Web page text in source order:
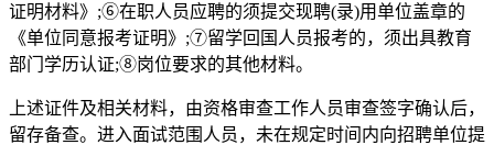
证明材料》;⑥在职人员应聘的须提交现聘(录)用单位盖章的
《单位同意报考证明》;⑦留学回国人员报考的，须出具教育
部门学历认证;⑧岗位要求的其他材料。
上述证件及相关材料，由资格审查工作人员审查签字确认后，
留存备查。进入面试范围人员，未在规定时间内向招聘单位提